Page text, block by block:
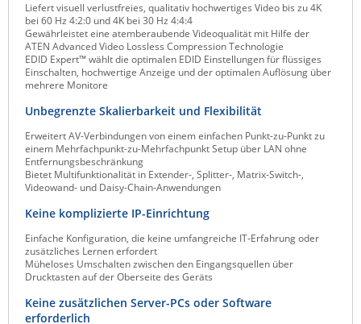
News zu unseren Herstellern
Liefert visuell verlustfreies, qualitativ hochwertiges Video bis zu 4K
bei 60 Hz 4:2:0 und 4K bei 30 Hz 4:4:4
Gewährleistet eine atemberaubende Videoqualität mit Hilfe der
ATEN Advanced Video Lossless Compression Technologie
EDID Expert™ wählt die optimalen EDID Einstellungen für flüssiges
Einschalten, hochwertige Anzeige und der optimalen Auflösung über
mehrere Monitore
Unbegrenzte Skalierbarkeit und Flexibilität
Erweitert AV-Verbindungen von einem einfachen Punkt-zu-Punkt zu
einem Mehrfachpunkt-zu-Mehrfachpunkt Setup über LAN ohne
Entfernungsbeschränkung
Bietet Multifunktionalität in Extender-, Splitter-, Matrix-Switch-,
Videowand- und Daisy-Chain-Anwendungen
Keine komplizierte IP-Einrichtung
Einfache Konfiguration, die keine umfangreiche IT-Erfahrung oder
zusätzliches Lernen erfordert
Müheloses Umschalten zwischen den Eingangsquellen über
Drucktasten auf der Oberseite des Geräts
Keine zusätzlichen Server-PCs oder Software
erforderlich